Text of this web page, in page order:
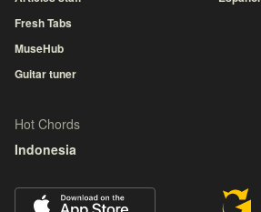
Fresh Tabs
MuseHub
Guitar tuner
Hot Chords
Indonesia